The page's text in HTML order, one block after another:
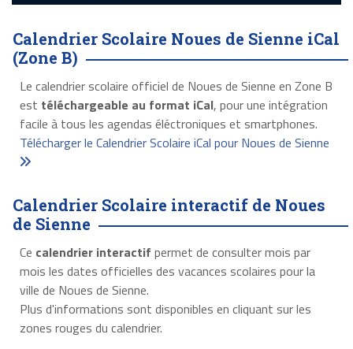
Calendrier Scolaire Noues de Sienne iCal
(Zone B)
Le calendrier scolaire officiel de Noues de Sienne en Zone B
est téléchargeable au format iCal, pour une intégration
facile à tous les agendas éléctroniques et smartphones.
Télécharger le Calendrier Scolaire iCal pour Noues de Sienne
Calendrier Scolaire interactif de Noues
de Sienne
Ce calendrier interactif permet de consulter mois par
mois les dates officielles des vacances scolaires pour la
ville de Noues de Sienne.
Plus d'informations sont disponibles en cliquant sur les
zones rouges du calendrier.